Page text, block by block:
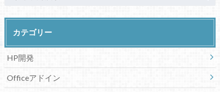
カテゴリー
HP開発
Officeアドイン